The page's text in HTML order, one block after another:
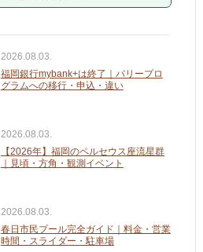
2026.08.03.
福岡銀行mybank+は終了｜バリープロ
グラムへの移行・申込・違い
2026.08.03.
【2026年】福岡のペルセウス座流星群
｜見頃・方角・観測イベント
2026.08.03.
春日市民プール完全ガイド｜料金・営業
時間・スライダー・駐車場